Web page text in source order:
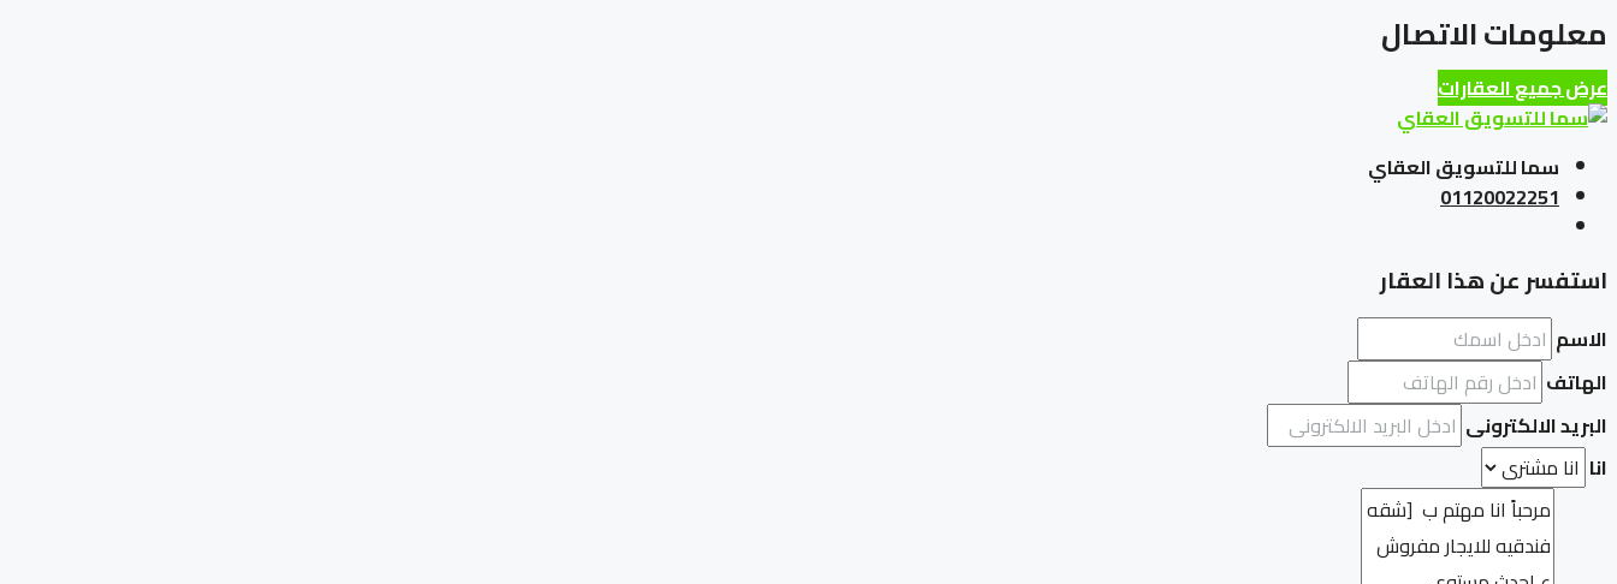
معلومات الاتصال
عرض جميع العقارات
سما للتسويق العقاي
01120022251
استفسر عن هذا العقار
الاسم
الهاتف
البريد الالكترونى
انا